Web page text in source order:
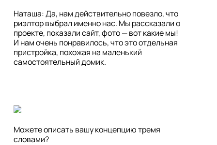
Наташа: Да, нам действительно повезло, что
риэлтор выбрал именно нас. Мы рассказали о
проекте, показали сайт, фото — вот какие мы!
И нам очень понравилось, что это отдельная
пристройка, похожая на маленький
Можете описать вашу концепцию тремя
словами?